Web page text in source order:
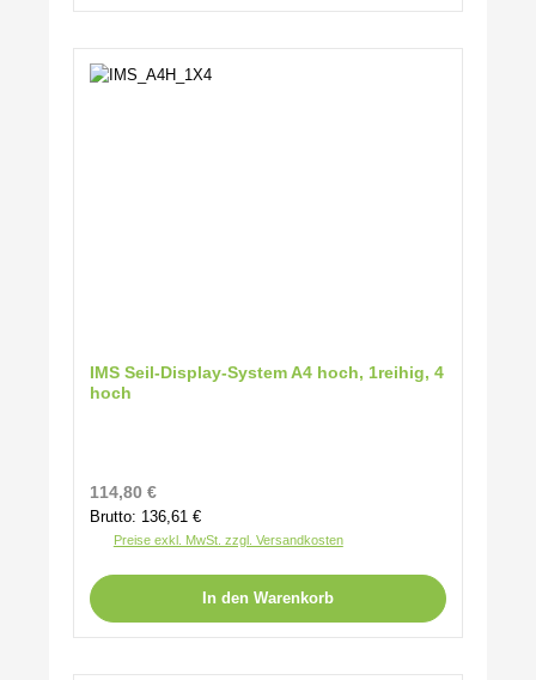
IMS Seil-Display-System A4 hoch, 1reihig, 4
hoch
Regulärer Preis:
114,80 €
Brutto: 136,61 €
Preise exkl. MwSt. zzgl. Versandkosten
In den Warenkorb